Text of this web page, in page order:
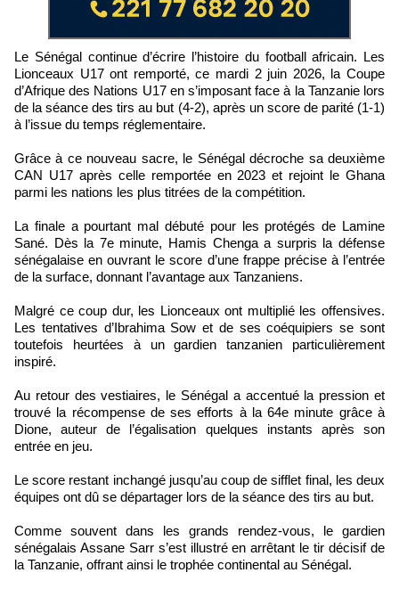
Le Sénégal continue d’écrire l’histoire du football africain. Les
Lionceaux U17 ont remporté, ce mardi 2 juin 2026, la Coupe
d’Afrique des Nations U17 en s’imposant face à la Tanzanie lors
de la séance des tirs au but (4-2), après un score de parité (1-1)
à l’issue du temps réglementaire.
Grâce à ce nouveau sacre, le Sénégal décroche sa deuxième
CAN U17 après celle remportée en 2023 et rejoint le Ghana
parmi les nations les plus titrées de la compétition.
La finale a pourtant mal débuté pour les protégés de Lamine
Sané. Dès la 7e minute, Hamis Chenga a surpris la défense
sénégalaise en ouvrant le score d’une frappe précise à l’entrée
de la surface, donnant l’avantage aux Tanzaniens.
Malgré ce coup dur, les Lionceaux ont multiplié les offensives.
Les tentatives d’Ibrahima Sow et de ses coéquipiers se sont
toutefois heurtées à un gardien tanzanien particulièrement
inspiré.
Au retour des vestiaires, le Sénégal a accentué la pression et
trouvé la récompense de ses efforts à la 64e minute grâce à
Dione, auteur de l’égalisation quelques instants après son
entrée en jeu.
Le score restant inchangé jusqu’au coup de sifflet final, les deux
équipes ont dû se départager lors de la séance des tirs au but.
Comme souvent dans les grands rendez-vous, le gardien
sénégalais Assane Sarr s’est illustré en arrêtant le tir décisif de
la Tanzanie, offrant ainsi le trophée continental au Sénégal.